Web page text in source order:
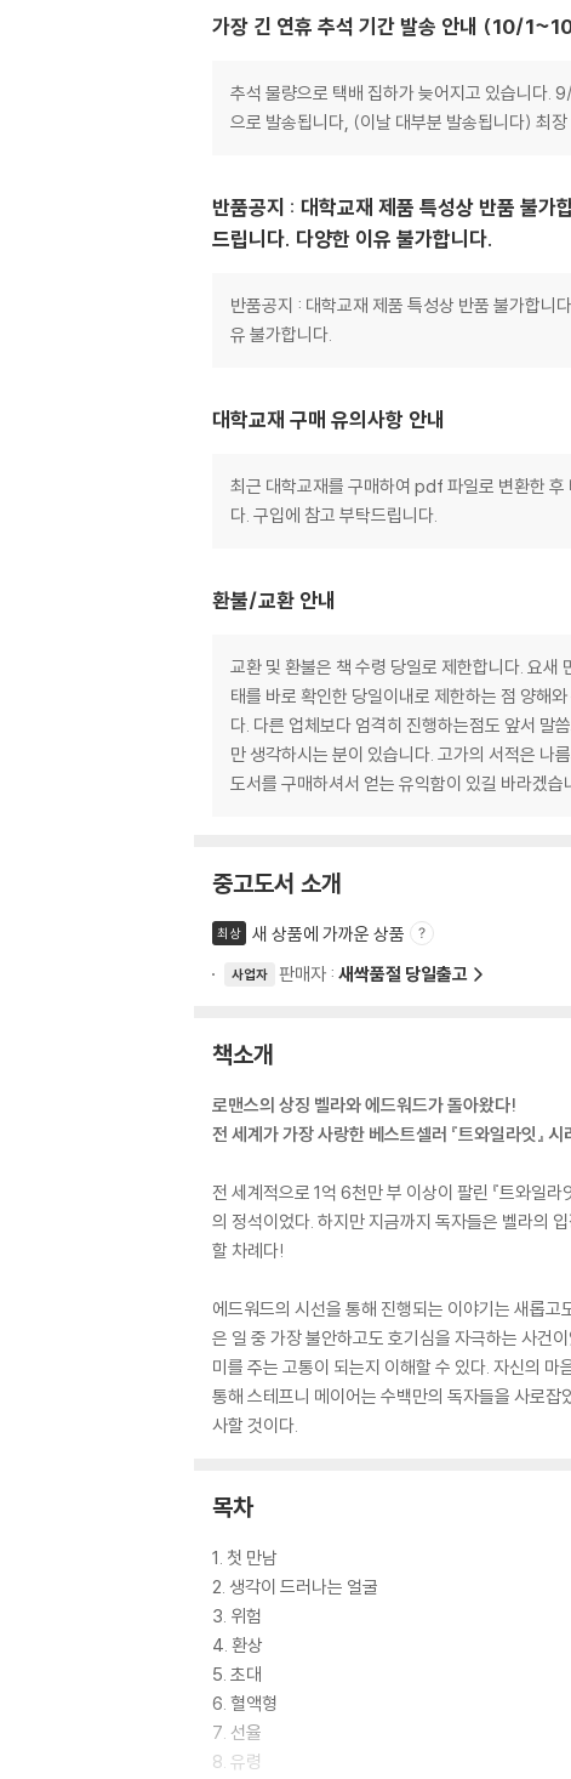
가장 긴 연휴 추석 기간 발송 안내 (10/
추석 물량으로 택배 집하가 늦어지고 있습니다.
으로 발송됩니다, (이날 대부분 발송됩니다) 최
반품공지 : 대학교재 제품 특성상 반품 불
드립니다. 다양한 이유 불가합니다.
반품공지 : 대학교재 제품 특성상 반품 불가합니
유 불가합니다.
대학교재 구매 유의사항 안내
최근 대학교재를 구매하여 pdf 파일로 변환한
다. 구입에 참고 부탁드립니다.
환불/교환 안내
교환 및 환불은 책 수령 당일로 제한합니다. 요새
태를 바로 확인한 당일이내로 제한하는 점 양해
다. 다른 업체보다 엄격히 진행하는점도 앞서 말
만 생각하시는 분이 있습니다. 고가의 서적은 나
도서를 구매하셔서 얻는 유익함이 있길 바라겠습
중고도서 소개
최상 새 상품에 가까운 상품
사업자 판매자 : 새싹품절 당일출고
책소개
로맨스의 상징 벨라와 에드워드가 돌아왔다!
전 세계가 가장 사랑한 베스트셀러 『트와일라잇』
전 세계적으로 1억 6천만 부 이상이 팔린 『트와일라
의 정석이었다. 하지만 지금까지 독자들은 벨라의
할 차례다!
에드워드의 시선을 통해 진행되는 이야기는 새롭
은 일 중 가장 불안하고도 호기심을 자극하는 사건
미를 주는 고통이 되는지 이해할 수 있다. 자신의 마
통해 스테프니 메이어는 수백만의 독자들을 사로
사할 것이다.
목차
1. 첫 만남
2. 생각이 드러나는 얼굴
3. 위험
4. 환상
5. 초대
6. 혈액형
7. 선율
8. 유령